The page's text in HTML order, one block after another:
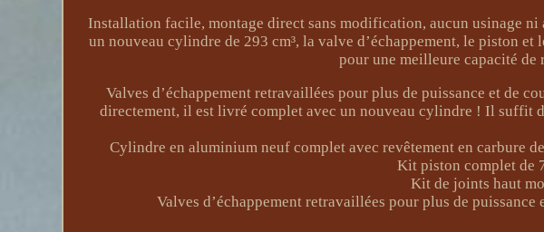
Installation facile, montage direct sans modification, aucun usinage ni
un nouveau cylindre de 293 cm³, la valve d’échappement, le piston et
pour une meilleure capacité de
Valves d’échappement retravaillées pour plus de puissance et de
directement, il est livré complet avec un nouveau cylindre ! Il suffit
Cylindre en aluminium neuf complet avec revêtement en carbure
Kit piston complet de
Kit de joints haut
Valves d’échappement retravaillées pour plus de